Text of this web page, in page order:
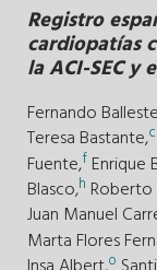
Registro
cardiopatías
la ACI-SEC y
Fernando
Teresa Bastante,c
Fuente,f Enrique
Blasco,h
Juan Manuel
Marta Flores
o